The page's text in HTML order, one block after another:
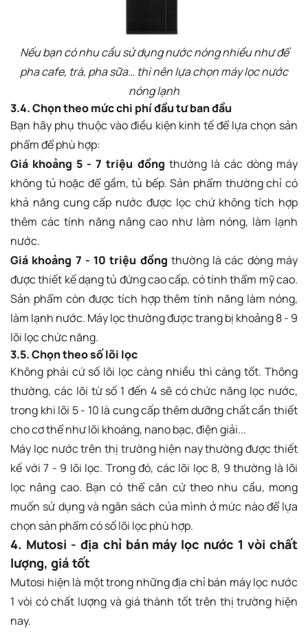
Nếu bạn có nhu cầu sử dụng nước nóng nhiều như để
pha cafe, trà, pha sữa… thì nên lựa chọn máy lọc nước
nóng lạnh
3.4. Chọn theo mức chi phí đầu tư ban đầu
Bạn hãy phụ thuộc vào điều kiện kinh tế để lựa chọn sản
phẩm để phù hợp:
Giá khoảng 5 - 7 triệu đồng thường là các dòng máy
không tủ hoặc để gầm, tủ bếp. Sản phẩm thường chỉ có
khả năng cung cấp nước được lọc chứ không tích hợp
thêm các tính năng nâng cao như làm nóng, làm lạnh
nước.
Giá khoảng 7 - 10 triệu đồng thường là các dòng máy
được thiết kế dạng tủ đứng cao cấp, có tính thẩm mỹ cao.
Sản phẩm còn được tích hợp thêm tính năng làm nóng,
làm lạnh nước. Máy lọc thường được trang bị khoảng 8 - 9
lõi lọc chức năng.
3.5. Chọn theo số lõi lọc
Không phải cứ số lõi lọc càng nhiều thì càng tốt. Thông
thường, các lõi từ số 1 đến 4 sẽ có chức năng lọc nước,
trong khi lõi 5 - 10 là cung cấp thêm dưỡng chất cần thiết
cho cơ thể như lõi khoáng, nano bạc, điện giải...
Máy lọc nước trên thị trường hiện nay thường được thiết
kế với 7 - 9 lõi lọc. Trong đó, các lõi lọc 8, 9 thường là lõi
lọc nâng cao. Bạn có thể căn cứ theo nhu cầu, mong
muốn sử dụng và ngân sách của mình ở mức nào để lựa
chọn sản phẩm có số lõi lọc phù hợp.
4. Mutosi - địa chỉ bán máy lọc nước 1 vòi chất
lượng, giá tốt
Mutosi hiện là một trong những địa chỉ bán máy lọc nước
1 vòi có chất lượng và giá thành tốt trên thị trường hiện
nay.